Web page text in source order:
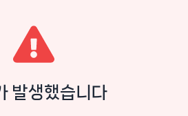
발생했습니다